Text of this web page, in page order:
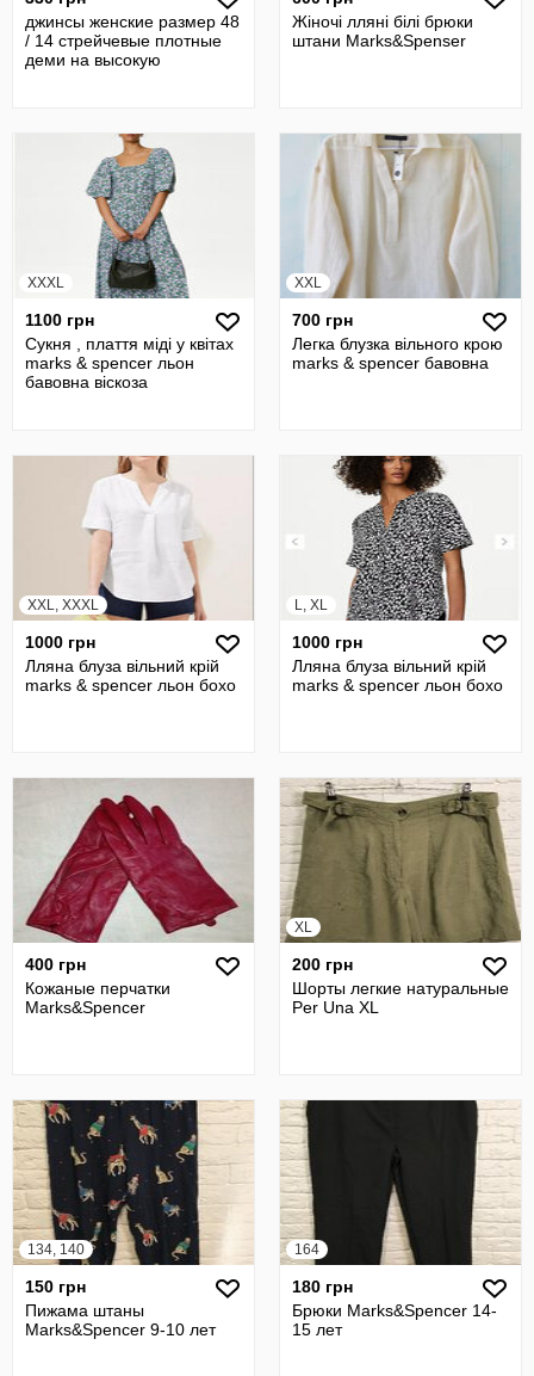
джинсы женские размер 48
/ 14 cтрейчевые плотные
деми на высокую
Жіночі лляні білі брюки
штани Marks&Spenser
XXXL
1100 грн
Сукня , плаття міді у квітах
marks & spencer льон
бавовна віскоза
XXL
700 грн
Легка блузка вільного крою
marks & spencer бавовна
XXL, XXXL
1000 грн
Лляна блуза вільний крій
marks & spencer льон бохо
L, XL
1000 грн
Лляна блуза вільний крій
marks & spencer льон бохо
400 грн
Кожаные перчатки
Marks&Spencer
XL
200 грн
Шорты легкие натуральные
Per Una XL
134, 140
150 грн
Пижама штаны
Marks&Spencer 9-10 лет
164
180 грн
Брюки Marks&Spencer 14-
15 лет